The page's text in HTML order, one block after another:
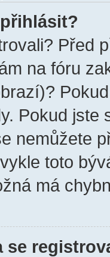
Před
na fóru
Pokud jste
nemůžete
toto
má
se